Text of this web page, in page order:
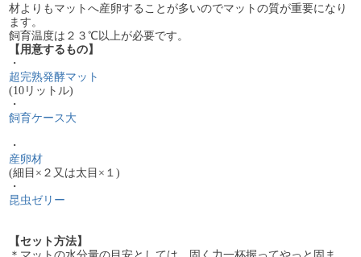
材よりもマットへ産卵することが多いのでマットの質が重要になり
ます。
飼育温度は２３℃以上が必要です。
【用意するもの】
・
超完熟発酵マット
(10リットル)
・
飼育ケース大
・
産卵材
(細目×２又は太目×１)
・
昆虫ゼリー
【セット方法】